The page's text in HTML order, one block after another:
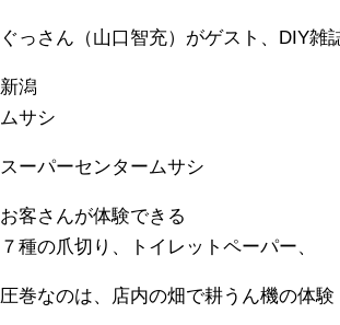
ぐっさん（山口智充）がゲスト、DIY雑
新潟
ムサシ
スーパーセンタームサシ
お客さんが体験できる
７種の爪切り、トイレットペーパー、
圧巻なのは、店内の畑で耕うん機の体験